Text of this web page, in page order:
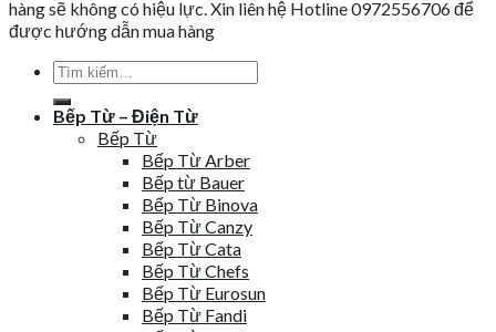
hàng sẽ không có hiệu lực. Xin liên hệ Hotline 0972556706 để
được hướng dẫn mua hàng
Tìm
kiếm:
Bếp Từ – Điện Từ
Bếp Từ
Bếp Từ Arber
Bếp từ Bauer
Bếp Từ Binova
Bếp Từ Canzy
Bếp Từ Cata
Bếp Từ Chefs
Bếp Từ Eurosun
Bếp Từ Fandi